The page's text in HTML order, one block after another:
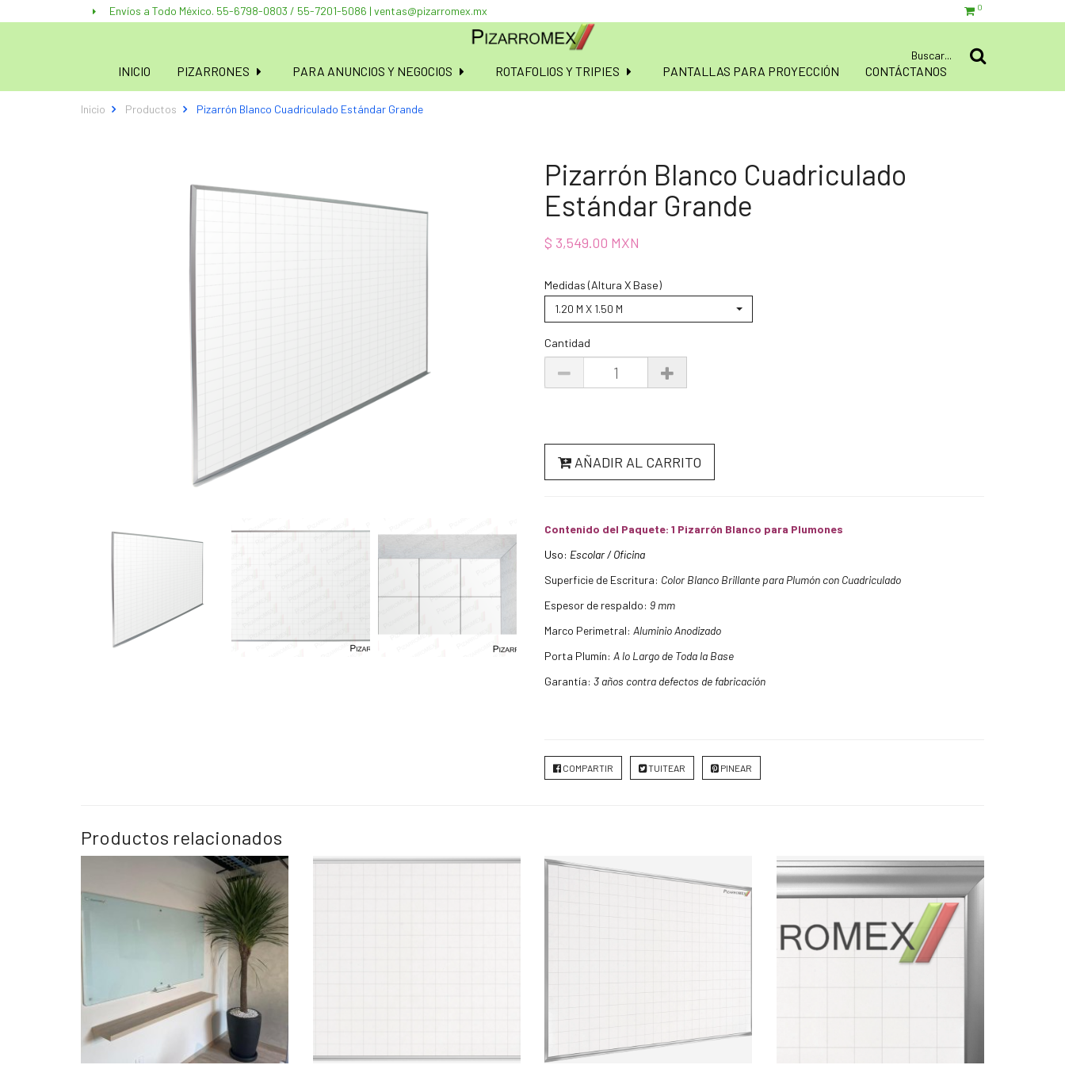
Envíos a Todo México. 55-6798-0803 / 55-7201-5086 | ventas@pizarromex.mx 0
INICIO PIZARRONES PARA ANUNCIOS Y NEGOCIOS ROTAFOLIOS Y TRIPIES PANTALLAS PARA PROYECCIÓN CONTÁCTANOS
Inicio Productos Pizarrón Blanco Cuadriculado Estándar Grande
Pizarrón Blanco Cuadriculado
Estándar Grande
$ 3,549.00 MXN
Medidas (Altura X Base)
1.20 M X 1.50 M
Cantidad
AÑADIR AL CARRITO
Contenido del Paquete: 1 Pizarrón Blanco para Plumones
Uso: Escolar / Oficina
Superficie de Escritura: Color Blanco Brillante para Plumón con Cuadriculado
Espesor de respaldo: 9 mm
Marco Perimetral: Aluminio Anodizado
Porta Plumín: A lo Largo de Toda la Base
Garantía: 3 años contra defectos de fabricación
COMPARTIR TUITEAR PINEAR
Productos relacionados